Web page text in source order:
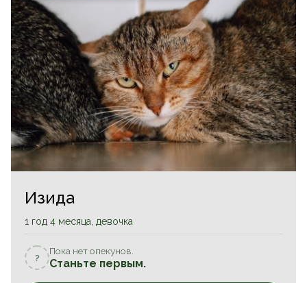
Изида
1 год 4 месяца, девочка
?
Пока нет опекунов.
Станьте первым.